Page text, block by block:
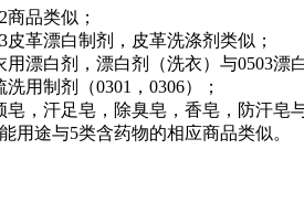
商品类似；
皮革漂白制剂，皮革洗涤剂类似；
用漂白剂，漂白剂（洗衣）与0503
用制剂（0301，0306）；
皂，汗足皂，除臭皂，香皂，防汗皂
用途与5类含药物的相应商品类似。